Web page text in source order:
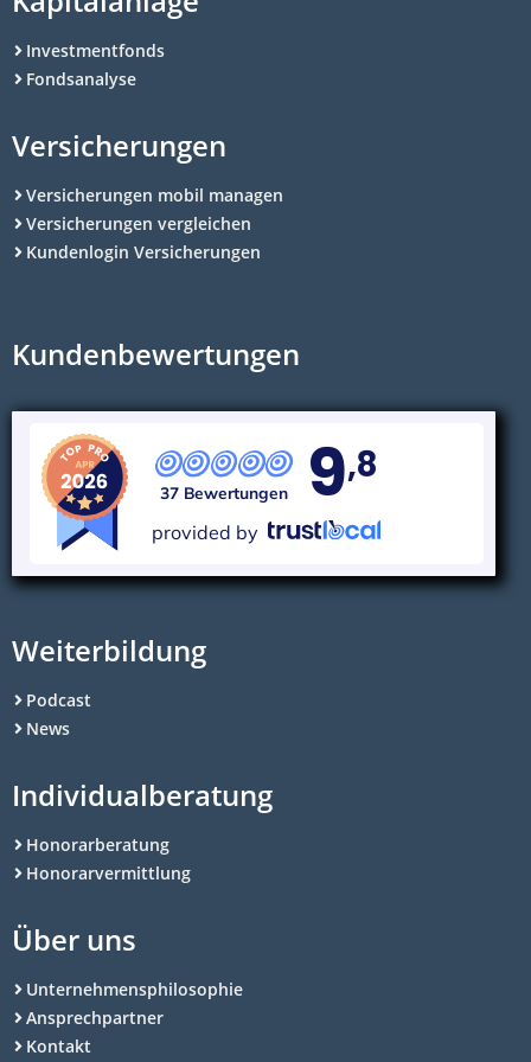
Investmentfonds
Fondsanalyse
Versicherungen
Versicherungen mobil managen
Versicherungen vergleichen
Kundenlogin Versicherungen
Kundenbewertungen
37 Bewertungen 9,8
provided by
Weiterbildung
Podcast
News
Individualberatung
Honorarberatung
Honorarvermittlung
Über uns
Unternehmensphilosophie
Ansprechpartner
Kontakt